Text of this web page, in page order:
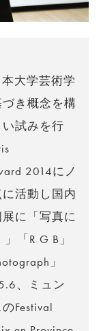
大学芸術学
き概念を構
試みを行
2014にノ
活動し国内
に「写真に
「R G B」
」
、ミュン
Festival